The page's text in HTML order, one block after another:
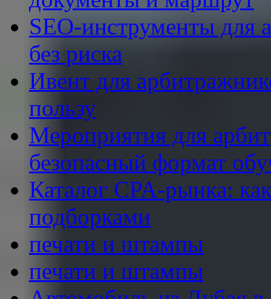
SEO-инструменты для
без риска
Ивент для
пользу
Мероприятия для
безопасный формат
Каталог CPA-рынка:
подборками
печати и штампы
печати и штампы